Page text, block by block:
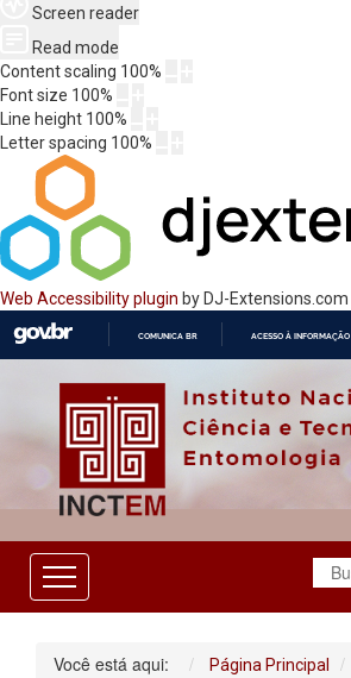
Screen reader
Read mode
Content scaling 100%
Font size 100%
Line height 100%
Letter spacing 100%
Web Accessibility plugin by DJ-Extensions.com
O
COMUNICA BR ACESSO À INFORMAÇÃO
Você está aqui: Página Principal